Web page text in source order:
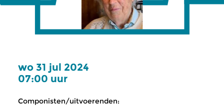
wo 31 jul 2024
07:00 uur
Componisten/uitvoerenden: